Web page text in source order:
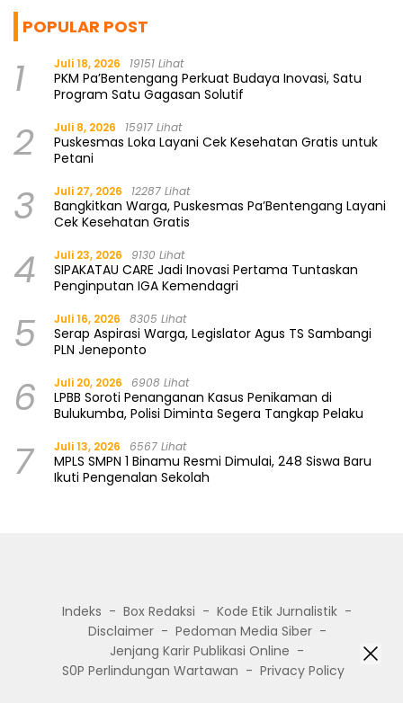
POPULAR POST
1 Juli 18, 2026 19151 Lihat
PKM Pa’Bentengang Perkuat Budaya Inovasi, Satu
Program Satu Gagasan Solutif
2 Juli 8, 2026 15917 Lihat
Puskesmas Loka Layani Cek Kesehatan Gratis untuk
Petani
3 Juli 27, 2026 12287 Lihat
Bangkitkan Warga, Puskesmas Pa’Bentengang Layani
Cek Kesehatan Gratis
4 Juli 23, 2026 9130 Lihat
SIPAKATAU CARE Jadi Inovasi Pertama Tuntaskan
Penginputan IGA Kemendagri
5 Juli 16, 2026 8305 Lihat
Serap Aspirasi Warga, Legislator Agus TS Sambangi
PLN Jeneponto
6 Juli 20, 2026 6908 Lihat
LPBB Soroti Penanganan Kasus Penikaman di
Bulukumba, Polisi Diminta Segera Tangkap Pelaku
7 Juli 13, 2026 6567 Lihat
MPLS SMPN 1 Binamu Resmi Dimulai, 248 Siswa Baru
Ikuti Pengenalan Sekolah
Indeks Box Redaksi
Kode Etik Jurnalistik
Disclaimer
Pedoman Media Siber
Jenjang Karir Publikasi Online
S0P Perlindungan Wartawan
Privacy Policy